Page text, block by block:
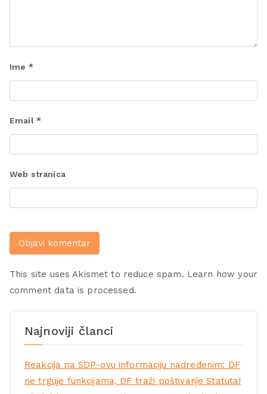
Ime *
Email *
Web stranica
This site uses Akismet to reduce spam. Learn how your
comment data is processed.
Najnoviji članci
Reakcija na SDP-ovu informaciju nadređenim: DF
ne trguje funkcijama, DF traži poštivanje Statuta!